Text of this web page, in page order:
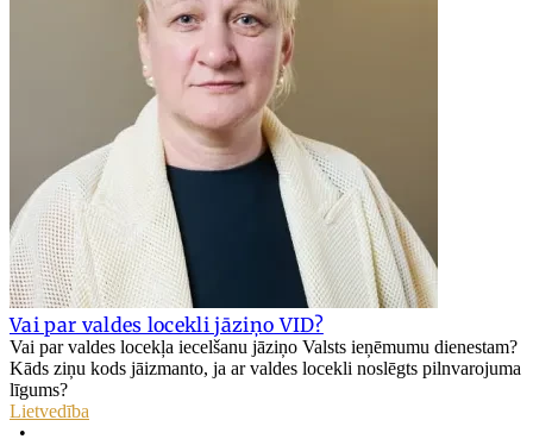
Vai par valdes locekli jāziņo VID?
Vai par valdes locekļa iecelšanu jāziņo Valsts ieņēmumu dienestam?
Kāds ziņu kods jāizmanto, ja ar valdes locekli noslēgts pilnvarojuma
līgums?
Lietvedība
•